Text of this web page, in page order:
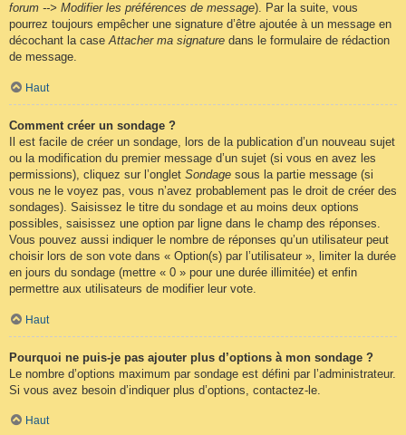
forum --> Modifier les préférences de message). Par la suite, vous
pourrez toujours empêcher une signature d’être ajoutée à un message en
décochant la caseAttacher ma signature dans le formulaire de rédaction
de message.
Haut
Comment créer un sondage ?
Il est facile de créer un sondage, lors de la publication d’un nouveau sujet
ou la modification du premier message d’un sujet (si vous en avez les
permissions), cliquez sur l’onglet Sondage sous la partie message (si
vous ne le voyez pas, vous n’avez probablement pas le droit de créer des
sondages). Saisissez le titre du sondage et au moins deux options
possibles, saisissez une option par ligne dans le champ des réponses.
Vous pouvez aussi indiquer le nombre de réponses qu’un utilisateur peut
choisir lors de son vote dans « Option(s) par l’utilisateur », limiter la durée
en jours du sondage (mettre « 0 » pour une durée illimitée) et enfin
permettre aux utilisateurs de modifier leur vote.
Haut
Pourquoi ne puis-je pas ajouter plus d’options à mon sondage ?
Le nombre d’options maximum par sondage est défini par l’administrateur.
Si vous avez besoin d’indiquer plus d’options, contactez-le.
Haut